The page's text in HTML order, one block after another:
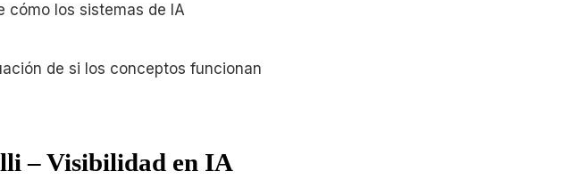
cómo los sistemas de IA
de si los conceptos funcionan
– Visibilidad en IA